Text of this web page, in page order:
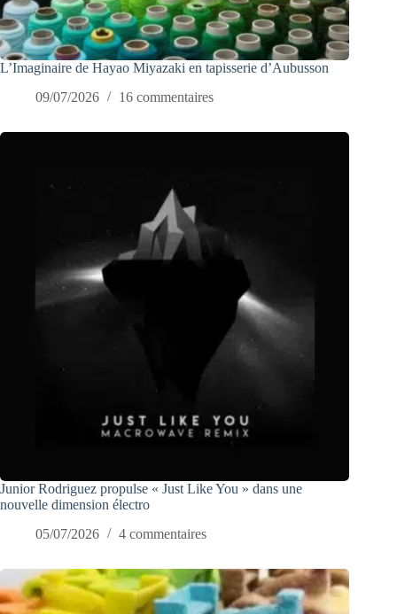
L’Imaginaire de Hayao Miyazaki en tapisserie d’Aubusson
09/07/2026
16 commentaires
Junior Rodriguez propulse « Just Like You » dans une
nouvelle dimension électro
05/07/2026
4 commentaires